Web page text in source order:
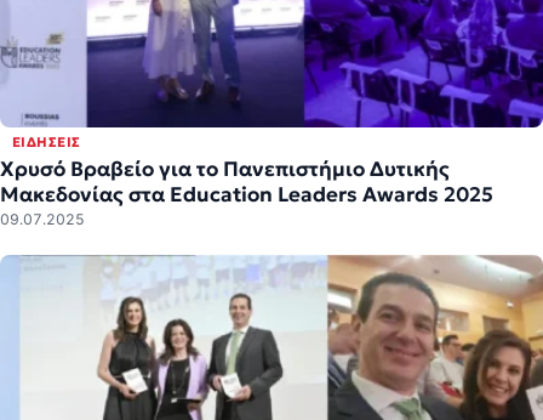
ΕΙΔΉΣΕΙΣ
Χρυσό Βραβείο για το Πανεπιστήμιο Δυτικής
Μακεδονίας στα Education Leaders Awards 2025
09.07.2025